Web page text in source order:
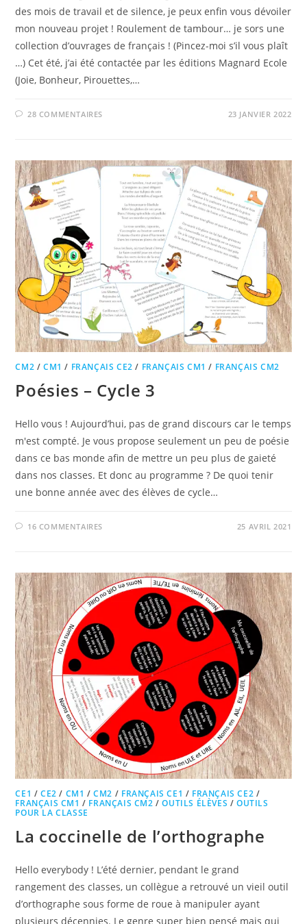
des mois de travail et de silence, je peux enfin vous dévoiler
mon nouveau projet ! Roulement de tambour… je sors une
collection d’ouvrages de français ! (Pincez-moi s’il vous plaît
…) Cet été, j’ai été contactée par les éditions Magnard Ecole
(Joie, Bonheur, Pirouettes,…
28 COMMENTAIRES 23 JANVIER 2022
CM2 /CM1 / FRANÇAIS CE2 / FRANÇAIS CM1 / FRANÇAIS CM2
Poésies – Cycle 3
Hello vous ! Aujourd’hui, pas de grand discours car le temps
m'est compté. Je vous propose seulement un peu de poésie
dans ce bas monde afin de mettre un peu plus de gaieté
dans nos classes. Et donc au programme ? De quoi tenir
une bonne année avec des élèves de cycle…
16 COMMENTAIRES 25 AVRIL 2021
CE1 /CE2 / CM1 /CM2 / FRANÇAIS CE1 / FRANÇAIS CE2 /
FRANÇAIS CM1 / FRANÇAIS CM2 /OUTILS ÉLÈVES /OUTILS
POUR LA CLASSE
La coccinelle de l’orthographe
Hello everybody ! L’été dernier, pendant le grand
rangement des classes, un collègue a retrouvé un vieil outil
d’orthographe sous forme de roue à manipuler ayant
plusieurs décennies. Le genre super bien pensé mais qui